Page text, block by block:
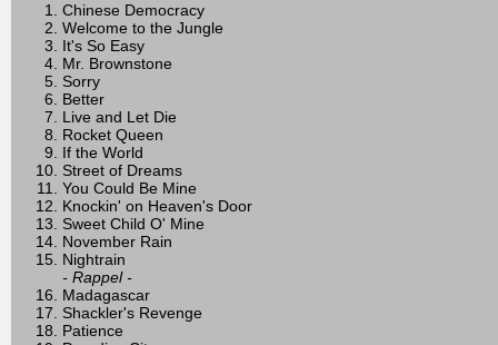
Chinese Democracy
Welcome to the Jungle
It's So Easy
Mr. Brownstone
Sorry
Better
Live and Let Die
Rocket Queen
If the World
Street of Dreams
You Could Be Mine
Knockin' on Heaven's Door
Sweet Child O' Mine
November Rain
Nightrain
- Rappel -
Madagascar
Shackler's Revenge
Patience